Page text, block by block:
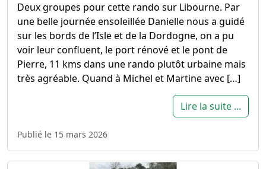
Deux groupes pour cette rando sur Libourne. Par
une belle journée ensoleillée Danielle nous a guidé
sur les bords de l’Isle et de la Dordogne, on a pu
voir leur confluent, le port rénové et le pont de
Pierre, 11 kms dans une rando plutôt urbaine mais
très agréable. Quand à Michel et Martine avec […]
Lire la suite ...
Publié le 15 mars 2026